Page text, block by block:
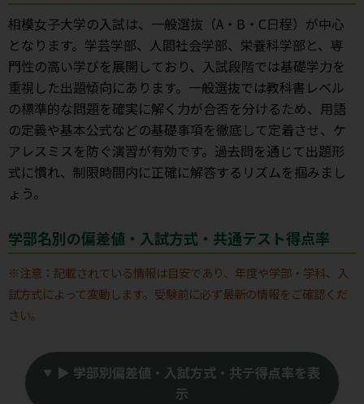
相模女子大学の入試は、一般選抜（A・B・C日程）が中心
となります。学芸学部、人間社会学部、栄養科学部と、専
門性の高い学びを展開しており、入試段階では基礎学力を
重視した出題傾向にあります。一般選抜では教科書レベル
の標準的な問題を確実に解く力が合否を分けるため、用語
の定義や基本公式などの基礎事項を徹底して定着させ、ケ
アレスミスを防ぐ演習が有効です。過去問を通じて出題形
式に慣れ、制限時間内に正確に解答するリズムを掴みまし
ょう。
学部名別の偏差値・入試方式・共通テスト得点率
※注意：記載されている情報は目安であり、年度や学部・学科、入
試方式によって変動します。受験前に必ず最新の情報をご確認くだ
さい。
▶ 学部別偏差値・入試方式・共テ得点率を表
示